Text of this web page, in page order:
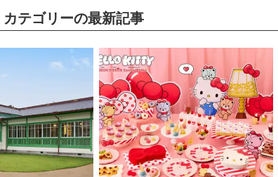
カテゴリーの最新記事